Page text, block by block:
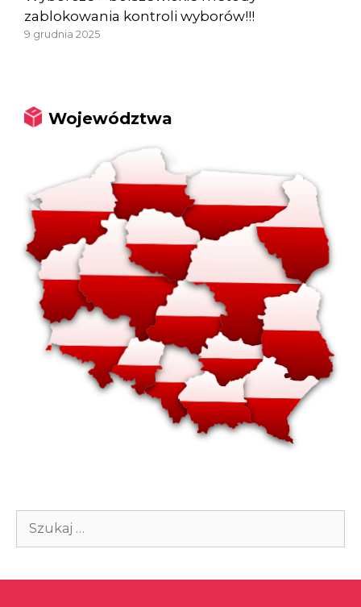
zablokowania kontroli wyborów!!!
9 grudnia 2025
Województwa
Szukaj: